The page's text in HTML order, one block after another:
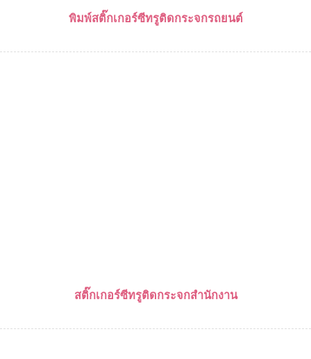
พิมพ์สติ๊กเกอร์ซีทรูติดกระจกรถยนต์
สติ๊กเกอร์ซีทรูติดกระจกสำนักงาน